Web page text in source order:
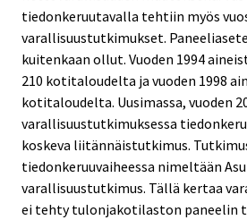
tiedonkeruutavalla tehtiin myös
varallisuustutkimukset.
kuitenkaan ollut. Vuoden 1994
210 kotitaloudelta ja vuoden 1998
kotitaloudelta. Uusimassa, vuoden
varallisuustutkimuksessa
koskeva liitännäistutkimus.
tiedonkeruuvaiheessa nimeltään
varallisuustutkimus. Tällä kertaa
ei tehty tulonjakotilaston paneelin